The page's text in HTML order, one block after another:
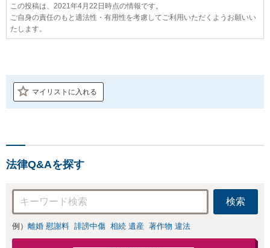
この投稿は、2021年4月22日時点の情報です。
ご自身の責任のもと適法性・有用性を考慮してご利用いただくようお願いい
たします。
マイリストに入れる
法律Q&Aを探す
検索
例） 離婚 慰謝料 誹謗中傷 相続 遺産 著作物 違法